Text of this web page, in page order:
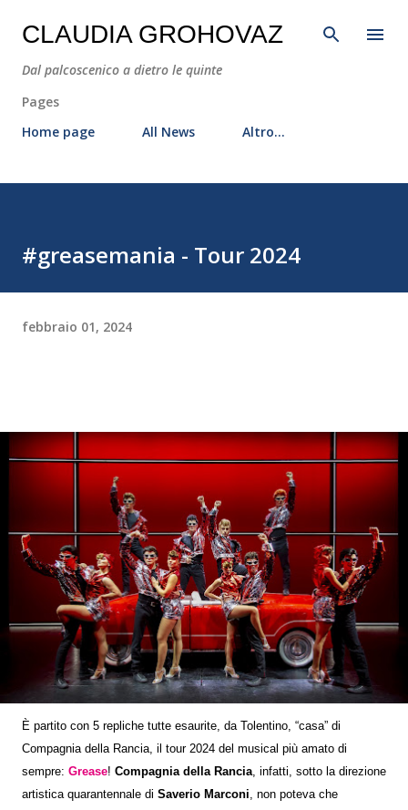
Passa ai contenuti principali
CLAUDIA GROHOVAZ
Dal palcoscenico a dietro le quinte
Pages
Home page
All News Altro…
#greasemania - Tour 2024
febbraio 01, 2024
È partito con 5 repliche tutte esaurite, da Tolentino, “casa” di
Compagnia della Rancia, il tour 2024 del musical più amato di
sempre: Grease! Compagnia della Rancia, infatti, sotto la direzione
artistica quarantennale di Saverio Marconi, non poteva che